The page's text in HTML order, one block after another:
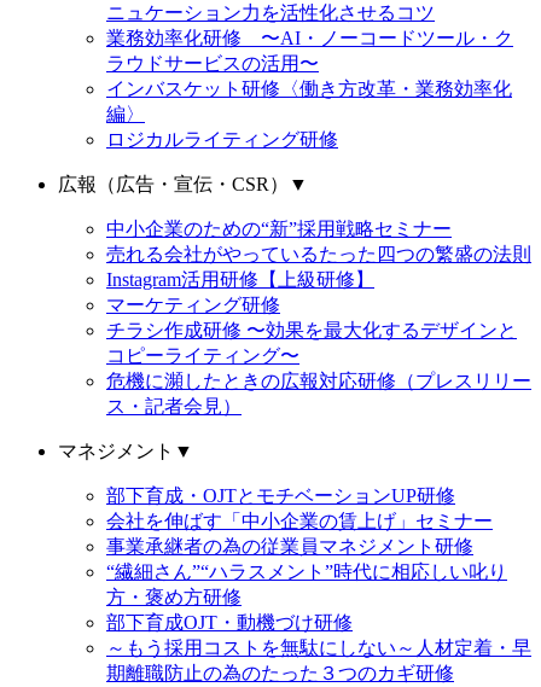
ニュケーション力を活性化させるコツ
業務効率化研修 〜AI・ノーコードツール・ク
ラウドサービスの活用〜
インバスケット研修〈働き方改革・業務効率化
編〉
ロジカルライティング研修
広報（広告・宣伝・CSR） ▼
中小企業のための“新”採用戦略セミナー
売れる会社がやっているたった四つの繁盛の法則
Instagram活用研修【上級研修】
マーケティング研修
チラシ作成研修 〜効果を最大化するデザインと
コピーライティング〜
危機に瀕したときの広報対応研修（プレスリリー
ス・記者会見）
マネジメント ▼
部下育成・OJTとモチベーションUP研修
会社を伸ばす「中小企業の賃上げ」セミナー
事業承継者の為の従業員マネジメント研修
“繊細さん”“ハラスメント”時代に相応しい叱り
方・褒め方研修
部下育成OJT・動機づけ研修
～もう採用コストを無駄にしない～人材定着・早
期離職防止の為のたった３つのカギ研修